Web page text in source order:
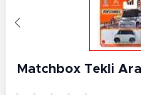
Matchbox Tekli